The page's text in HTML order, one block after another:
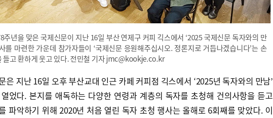
주년을 맞은 국제신문이 지난 16일 부산 연제구 커피 긱스에서 ‘2025 국제신문 독자와의 만
를 마련한 가운데 참가자들이 ‘국제신문 응원해주십시오. 정론지로 거듭나겠습니다’는 손
들고 환하게 웃고 있다. 전민철 기자 jmc@kookje.co.kr
은 지난 16일 오후 부산교대 인근 카페 커피점 긱스에서 ‘2025년 독자와의 만남’
었다. 본지를 애독하는 다양한 연령과 계층의 독자를 초청해 건의사항을 듣고
파악하기 위해 2020년 처음 열린 독자 초청 행사는 올해로 6회째를 맞았다. 이